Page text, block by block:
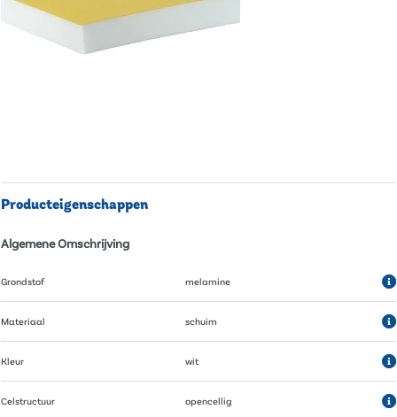
Producteigenschappen
Algemene Omschrijving
Grondstof melamine
Materiaal schuim
Kleur wit
Celstructuur opencellig